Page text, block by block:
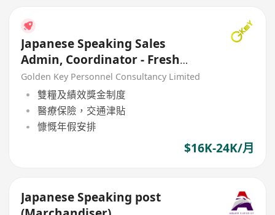
Japanese Speaking Sales
Admin, Coordinator - Fresh
welcome
Golden Key Personnel Consultancy Limited
雙糧及績效獎金制度
醫療保險，交通津貼
慷慨年假安排
$16K-24K/月
Japanese Speaking post